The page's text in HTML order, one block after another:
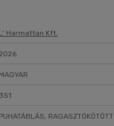
L' Harmattan Kft.
MAGYAR
351
PUHATÁBLÁS, RAGASZTÓKÖTÖTT